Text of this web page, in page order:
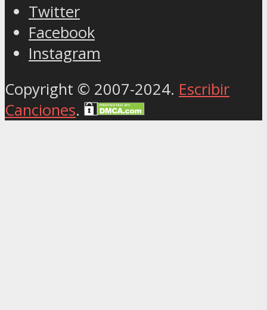
Twitter
Facebook
Instagram
Copyright © 2007-2024. Escribir
Canciones.